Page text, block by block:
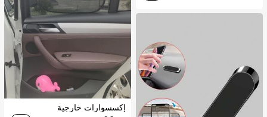
إكسسوارات خارجية